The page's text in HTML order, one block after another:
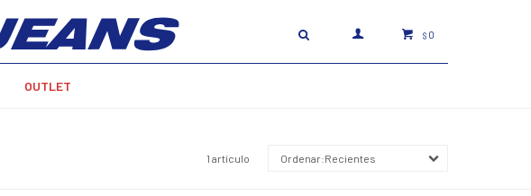
OUTLET
$ 0
1 artículo Recientes